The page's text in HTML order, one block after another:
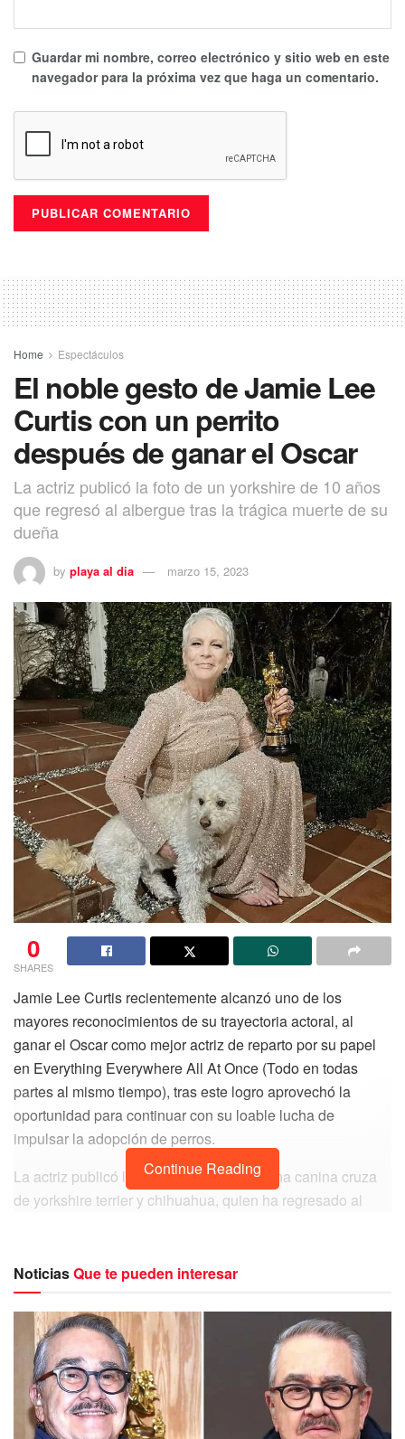
Guardar mi nombre, correo electrónico y sitio web en este
navegador para la próxima vez que haga un comentario.
Home Espectáculos
El noble gesto de Jamie Lee
Curtis con un perrito
después de ganar el Oscar
La actriz publicó la foto de un yorkshire de 10 años
que regresó al albergue tras la trágica muerte de su
dueña
by playa al dia marzo 15, 2023
0
SHARES
Jamie Lee Curtis recientemente alcanzó uno de los
mayores reconocimientos de su trayectoria actoral, al
ganar el Oscar como mejor actriz de reparto por su papel
en Everything Everywhere All At Once (Todo en todas
partes al mismo tiempo), tras este logro aprovechó la
oportunidad para continuar con su loable lucha de
impulsar la adopción de perros.
La actriz publicó la historia de Daphne, una canina cruza
de yorkshire terrier y chihuahua, quien ha regresado al
Daphne ha alcanzado en escasas horas más de 7.500
likes en Instagram, en su foto se aprecia a la can de palaje
negro con luces marrones y grises disfrutando del solo, lo
que ha conmovido a los seguidores de Jamie Lee Curtis y
han atendido a su llamado de encontrarle un nuevo hogar.
Continue Reading
NoticiasQue te pueden interesar